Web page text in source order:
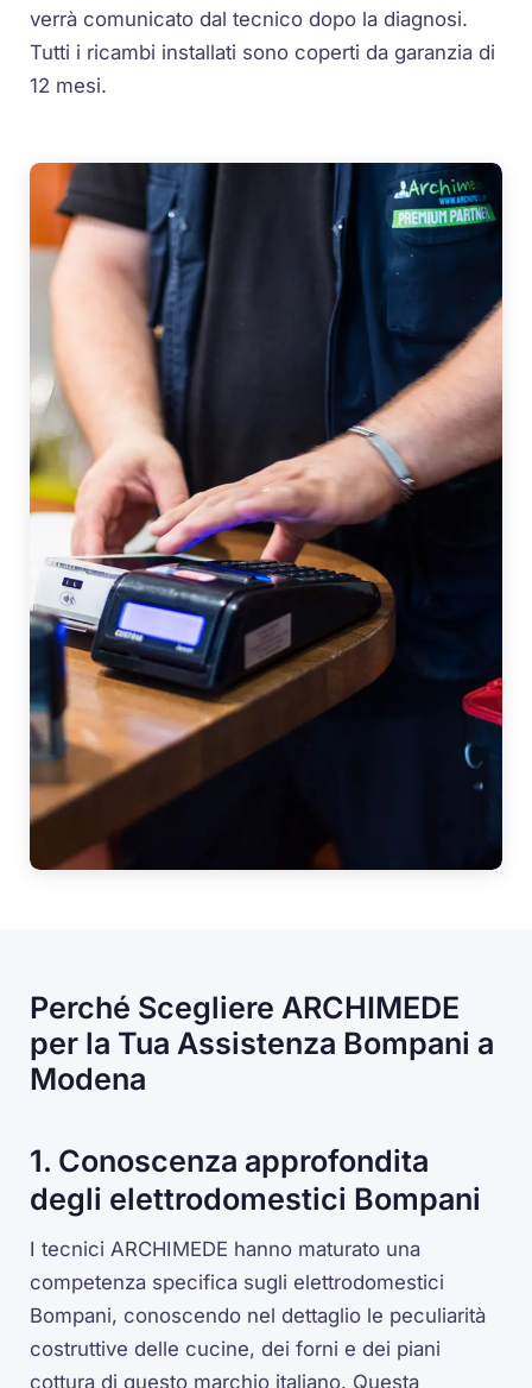
verrà comunicato dal tecnico dopo la diagnosi.
Tutti i ricambi installati sono coperti da garanzia di
12 mesi.
Perché Scegliere ARCHIMEDE
per la Tua Assistenza Bompani a
Modena
1. Conoscenza approfondita
degli elettrodomestici Bompani
I tecnici ARCHIMEDE hanno maturato una
competenza specifica sugli elettrodomestici
Bompani, conoscendo nel dettaglio le peculiarità
costruttive delle cucine, dei forni e dei piani
cottura di questo marchio italiano. Questa